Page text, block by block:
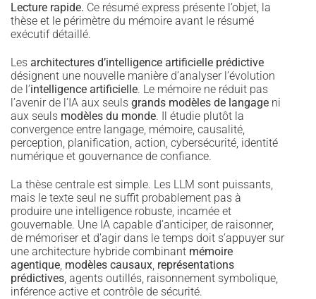
Lecture rapide. Ce résumé express présente l’objet, la
thèse et le périmètre du mémoire avant le résumé
exécutif détaillé.
Les architectures d’intelligence artificielle prédictive
désignent une nouvelle manière d’analyser l’évolution
de l’intelligence artificielle. Le mémoire ne réduit pas
l’avenir de l’IA aux seuls grands modèles de langage ni
aux seuls modèles du monde. Il étudie plutôt la
convergence entre langage, mémoire, causalité,
perception, planification, action, cybersécurité, identité
numérique et gouvernance de confiance.
La thèse centrale est simple. Les LLM sont puissants,
mais le texte seul ne suffit probablement pas à
produire une intelligence robuste, incarnée et
gouvernable. Une IA capable d’anticiper, de raisonner,
de mémoriser et d’agir dans le temps doit s’appuyer sur
une architecture hybride combinant mémoire
agentique modèles causaux représentations
prédictives , agents outillés, raisonnement symbolique,
inférence active et contrôle de sécurité.